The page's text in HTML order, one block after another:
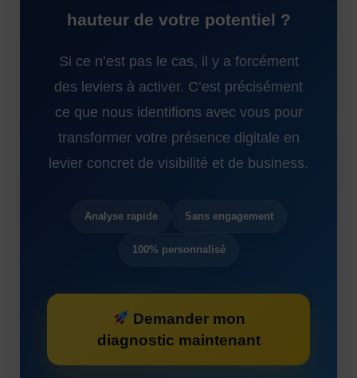
hauteur de votre potentiel ?
Si ce n’est pas le cas, il y a forcément
des leviers à activer. C’est précisément
ce que nous identifions avec vous pour
transformer votre présence digitale en
levier concret de visibilité et de business.
Analyse rapide Sans engagement
100% personnalisé
Demander mon
diagnostic maintenant